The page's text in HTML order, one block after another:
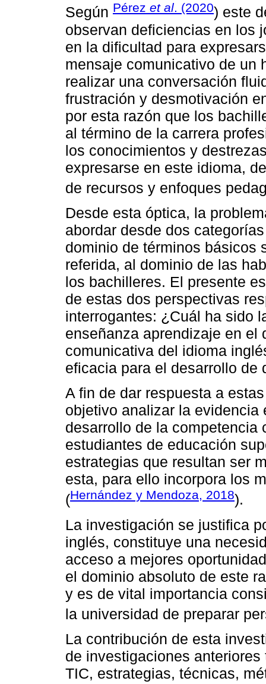
Según Pérez et al. (2020) este
observan deficiencias en los
en la dificultad para
mensaje comunicativo de un
realizar una conversación
frustración y desmotivación
por esta razón que los
al término de la carrera
los conocimientos y
expresarse en este idioma,
de recursos y enfoques
Desde esta óptica, la
abordar desde dos
dominio de términos básicos
referida, al dominio de las
los bachilleres. El presente
de estas dos perspectivas
interrogantes: ¿Cuál ha sido
enseñanza aprendizaje en el
comunicativa del idioma
eficacia para el desarrollo de
A fin de dar respuesta a
objetivo analizar la
desarrollo de la
estudiantes de educación
estrategias que resultan ser
esta, para ello incorpora los
(Hernández y Mendoza, 2018).
La investigación se justifica
inglés, constituye una
acceso a mejores
el dominio absoluto de este
y es de vital importancia
la universidad de preparar
La contribución de esta
de investigaciones
TIC, estrategias, técnicas,